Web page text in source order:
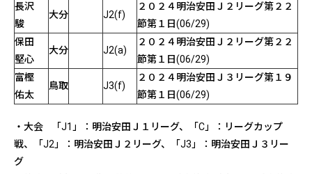
長沢
駿
大分 J2(f)
２０２４明治安田Ｊ２リーグ第２２
節第１日(06/29)
保田
堅心
大分 J2(a)
２０２４明治安田Ｊ２リーグ第２２
節第１日(06/29)
富樫
佑太
鳥取 J3(f)
２０２４明治安田Ｊ３リーグ第１９
節第１日(06/29)
・大会 「J1」：明治安田Ｊ１リーグ、「C」：リーグカップ
戦、「J2」：明治安田Ｊ２リーグ、「J3」：明治安田Ｊ３リー
グ